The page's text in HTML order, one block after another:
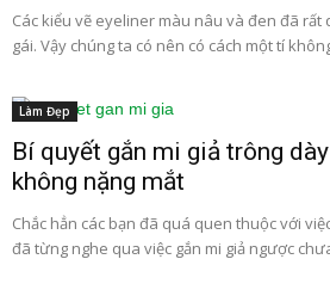
Các kiểu vẽ eyeliner màu nâu và đen đã rất
gái. Vậy chúng ta có nên có cách một tí
Làm Đẹp
Bí quyết gắn mi giả trông
không nặng mắt
Chắc hẳn các bạn đã quá quen thuộc với
đã từng nghe qua việc gắn mi giả ngược